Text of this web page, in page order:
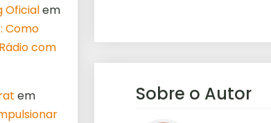
Sobre o Autor
Oficialem
Como
com
em